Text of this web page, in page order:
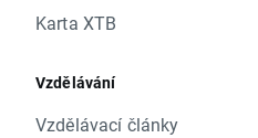
Karta XTB
Vzdělávání
Vzdělávací články